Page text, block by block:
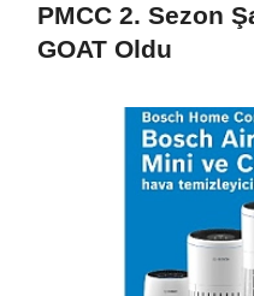
PMCC 2. Sezon
GOAT Oldu